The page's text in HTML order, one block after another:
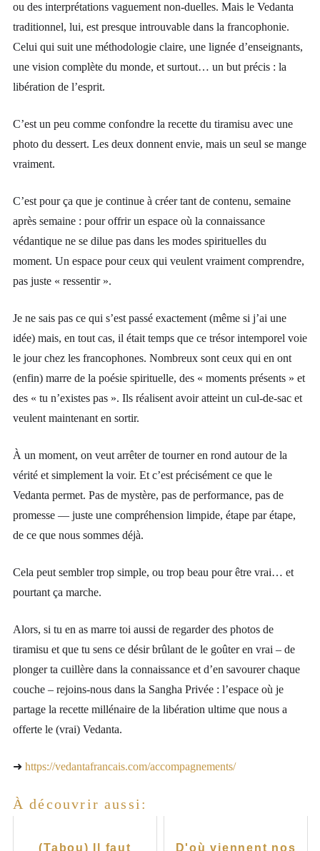
ou des interprétations vaguement non-duelles. Mais le Vedanta
traditionnel, lui, est presque introuvable dans la francophonie.
Celui qui suit une méthodologie claire, une lignée d’enseignants,
une vision complète du monde, et surtout… un but précis : la
libération de l’esprit.
C’est un peu comme confondre la recette du tiramisu avec une
photo du dessert. Les deux donnent envie, mais un seul se mange
vraiment.
C’est pour ça que je continue à créer tant de contenu, semaine
après semaine : pour offrir un espace où la connaissance
védantique ne se dilue pas dans les modes spirituelles du
moment. Un espace pour ceux qui veulent vraiment comprendre,
pas juste « ressentir ».
Je ne sais pas ce qui s’est passé exactement (même si j’ai une
idée) mais, en tout cas, il était temps que ce trésor intemporel voie
le jour chez les francophones. Nombreux sont ceux qui en ont
(enfin) marre de la poésie spirituelle, des « moments présents » et
des « tu n’existes pas ». Ils réalisent avoir atteint un cul-de-sac et
veulent maintenant en sortir.
À un moment, on veut arrêter de tourner en rond autour de la
vérité et simplement la voir. Et c’est précisément ce que le
Vedanta permet. Pas de mystère, pas de performance, pas de
promesse — juste une compréhension limpide, étape par étape,
de ce que nous sommes déjà.
Cela peut sembler trop simple, ou trop beau pour être vrai… et
pourtant ça marche.
Alors, si tu en as marre toi aussi de regarder des photos de
tiramisu et que tu sens ce désir brûlant de le goûter en vrai – de
plonger ta cuillère dans la connaissance et d’en savourer chaque
couche – rejoins-nous dans la Sangha Privée : l’espace où je
partage la recette millénaire de la libération ultime que nous a
offerte le (vrai) Vedanta.
➜ https://vedantafrancais.com/accompagnements/
À découvrir aussi:
(Tabou) Il faut D'où viennent nos